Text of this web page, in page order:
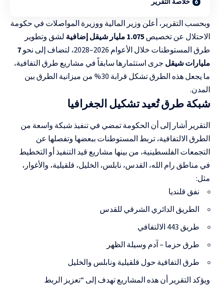
وبحسب التقرير، أعلن وزير المالية ووزيرة المواصلات في حكومة
الاحتلال عن تخصيص 1.075 مليار شيقل إضافية
لشق وتطوير
طرق المستوطنات خلال الأعوام 2026–2028، لتضاف إلى نحو
7
مليارات شيقل جرى استثمارها سابقاً في مشاريع طرق التفافية،
ما يجعل هذه الطرق تشكل قرابة 30% من ميزانية الطرق بين
المدن.
شبكة طرق تُعيد تشكيل الجغرافيا
التقرير أشار إلى أن الحكومة تمضي في تنفيذ شبكة واسعة من
الطرق الالتفافية، تربط المستوطنات ببعضها وتفصلها عن
التجمعات الفلسطينية، من بينها مشاريع قيد التنفيذ أو التخطيط
في مناطق رام الله، القدس، نابلس، الخليل، قلقيلية، والأغوار،
مثل:
نفق قلنديا
الطريق الدائري الشرقي للقدس
طريق 443 الالتفافي
طرق حزما – آدم وسيلة الظهر
طرق التفافية حول قلقيلية ونابلس والخليل
ويؤكد التقرير أن هذه المشاريع تهدف إلى “تعزيز الربط